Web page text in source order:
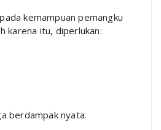
kemampuan pemangku
karena itu, diperlukan:
berdampak nyata.